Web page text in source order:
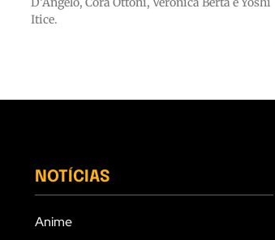
Itice.
NOTÍCIAS
Anime